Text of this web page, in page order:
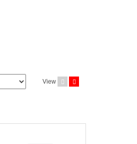
View